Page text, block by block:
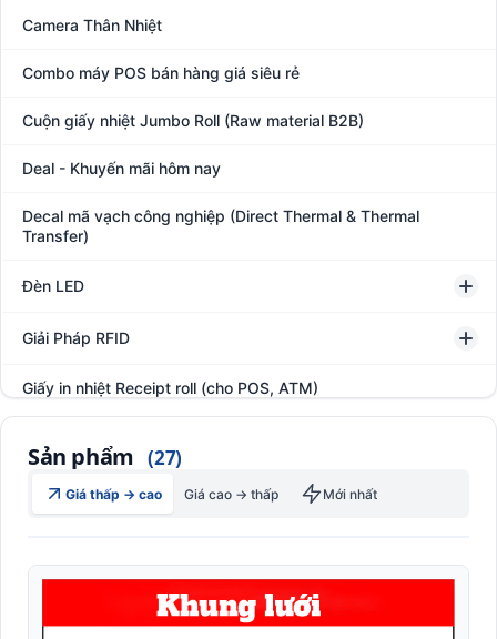
Camera Thân Nhiệt
Combo máy POS bán hàng giá siêu rẻ
Cuộn giấy nhiệt Jumbo Roll (Raw material B2B)
Deal - Khuyến mãi hôm nay
Decal mã vạch công nghiệp (Direct Thermal & Thermal
Transfer)
Đèn LED
Giải Pháp RFID
Giấy in nhiệt Receipt roll (cho POS, ATM)
In thẻ khách hàng
Kệ siêu thị trưng bày
Sản phẩm (27)
Giá thấp → cao Giá cao → thấp Mới nhất